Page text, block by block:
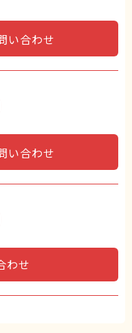
い合わせ
い合わせ
わせ